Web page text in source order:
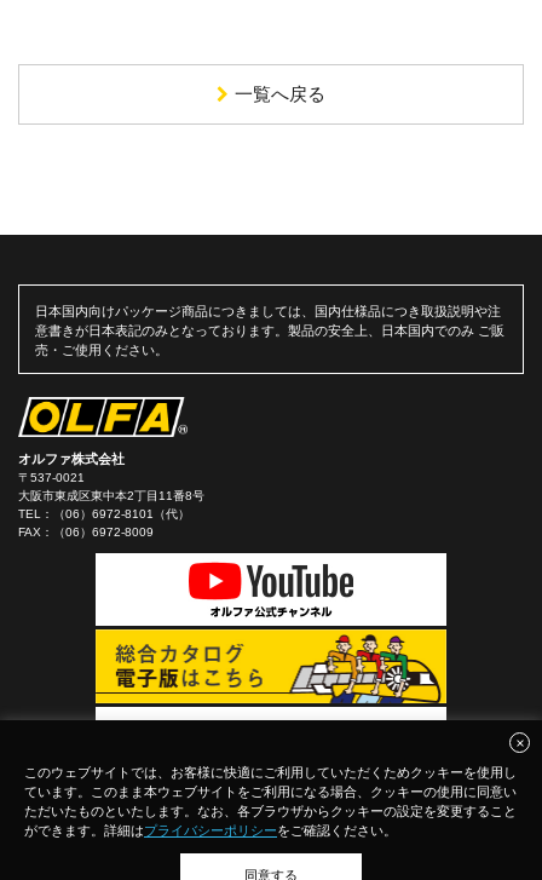
このウェブサイトでは、お客様に快適にご利用していただくためクッキーを使用し
ています。このまま本ウェブサイトをご利用になる場合、クッキーの使用に同意い
ただいたものといたします。なお、各ブラウザからクッキーの設定を変更すること
ができます。詳細はプライバシーポリシーをご確認ください。
同意する
一覧へ戻る
日本国内向けパッケージ商品につきましては、国内仕様品につき取扱説明や注
意書きが日本表記のみとなっております。製品の安全上、日本国内でのみ ご販
売・ご使用ください。
オルファ株式会社
〒537-0021
大阪市東成区東中本2丁目11番8号
TEL：
（06）6972-8101（代）
FAX：（06）6972-8009